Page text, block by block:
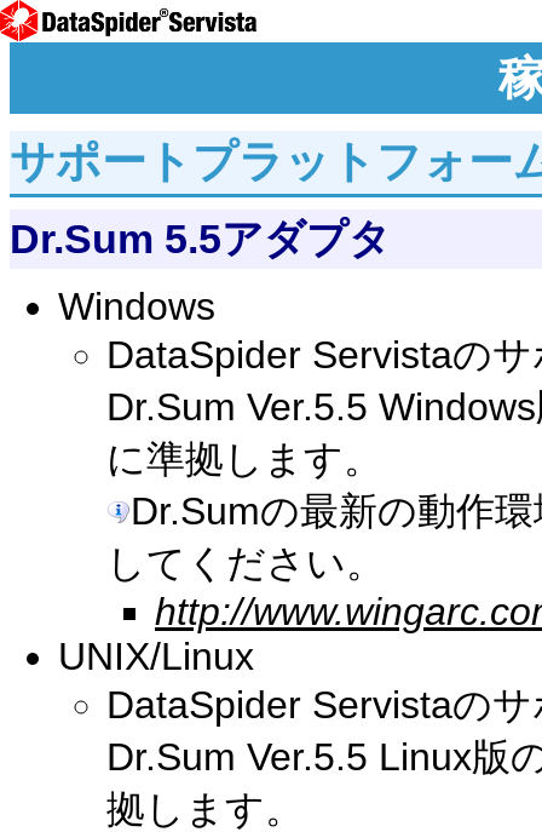
サポートプラットフォー
Dr.Sum 5.5アダプタ
Windows
DataSpider Servistaの
Dr.Sum Ver.5.5
に準拠します。
Dr.Sumの最新の動作
してください。
http://
UNIX/Linux
DataSpider Servistaの
Dr.Sum Ver.5.5 Linux版
拠します。